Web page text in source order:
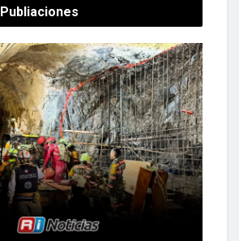
Publiaciones